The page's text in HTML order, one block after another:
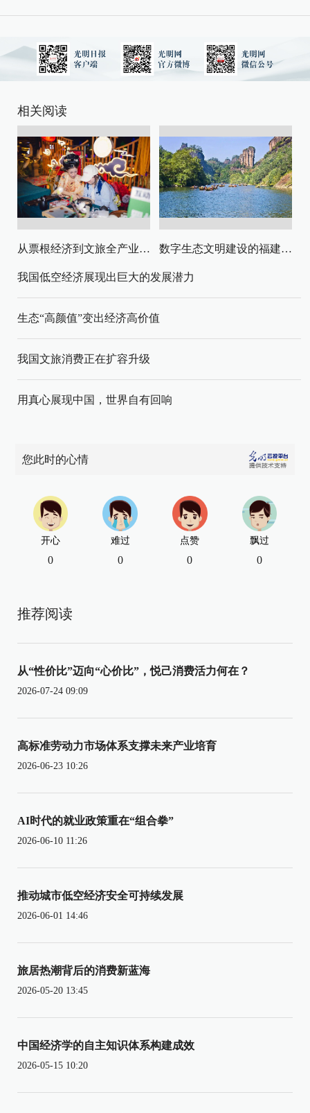
相关阅读
从票根经济到文旅全产业链升级 数字生态文明建设的福建路径与启示
我国低空经济展现出巨大的发展潜力
生态“高颜值”变出经济高价值
我国文旅消费正在扩容升级
用真心展现中国，世界自有回响
您此时的心情
开心
0
难过
0
点赞
0
飘过
0
推荐阅读
从“性价比”迈向“心价比”，悦己消费活力何在？
2026-07-24 09:09
高标准劳动力市场体系支撑未来产业培育
2026-06-23 10:26
AI时代的就业政策重在“组合拳”
2026-06-10 11:26
推动城市低空经济安全可持续发展
2026-06-01 14:46
旅居热潮背后的消费新蓝海
2026-05-20 13:45
中国经济学的自主知识体系构建成效
2026-05-15 10:20